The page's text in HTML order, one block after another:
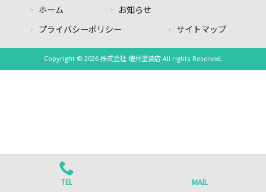
ホーム お知らせ
プライバシーポリシー サイトマップ
Copyright © 2026 株式会社 増井塗装店 All rights Reserved.
TEL MAIL